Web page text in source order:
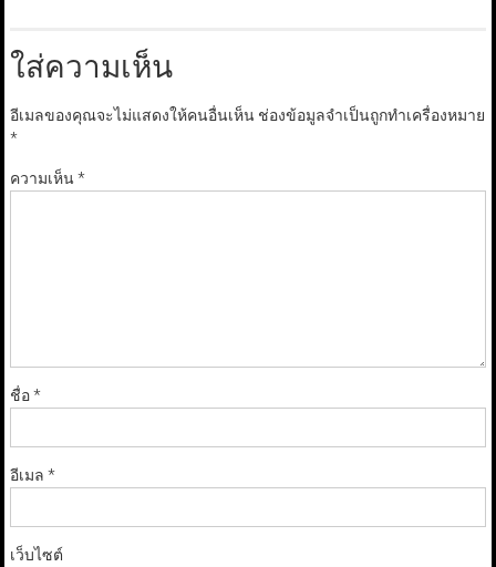
ใส่ความเห็น
อีเมลของคุณจะไม่แสดงให้คนอื่นเห็น ช่องข้อมูลจำเป็นถูกทำเครื่องหมาย
*
ความเห็น*
ชื่อ*
อีเมล *
เว็บไซต์